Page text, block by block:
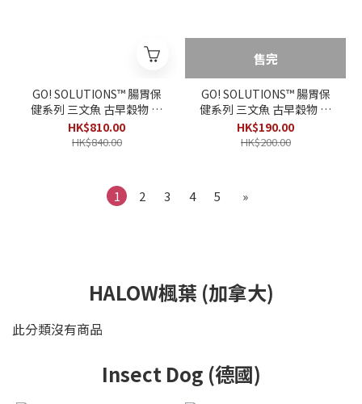
GO! SOLUTIONS™ 腸胃保
健系列 三文魚 古早穀物 狗
糧 22lb
HK$810.00
HK$840.00
售完
GO! SOLUTIONS™ 腸胃保
健系列 三文魚 古早穀物 狗
糧 3.5lb
HK$190.00
HK$200.00
1 2 3 4 5 »
HALOW楓葉 (加拿大)
此分類沒有商品
Insect Dog (德國)